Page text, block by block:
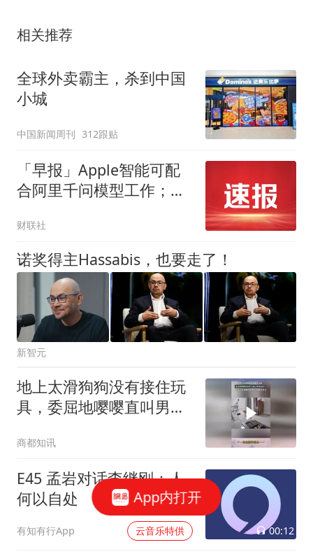
相关推荐
全球外卖霸主，杀到中国
小城
中国新闻周刊 312跟贴
「早报」Apple智能可配
合阿里千问模型工作；江
财联社
诺奖得主Hassabis，也要走了！
新智元
地上太滑狗狗没有接住玩
具，委屈地嘤嘤直叫男子
商都知讯
E45 孟岩对话李继刚：人
何以自处
有知有行App 云音乐特供 00:12
App内打开